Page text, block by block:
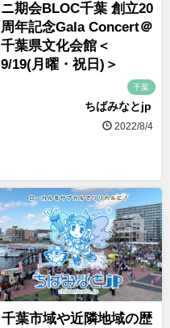
ニ期会BLOC千葉 創立20
周年記念Gala Concert＠
千葉県文化会館＜
9/19(月曜・祝日)＞
千葉
ちばみなとjp
2022/8/4
千葉市域や近隣地域の歴